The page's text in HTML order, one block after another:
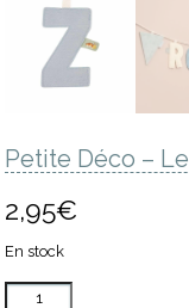
Petite Déco –
2,95€
En stock
Quantité